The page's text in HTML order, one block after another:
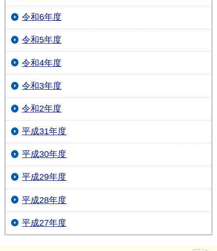
令和6年度
令和5年度
令和4年度
令和3年度
令和2年度
平成31年度
平成30年度
平成29年度
平成28年度
平成27年度